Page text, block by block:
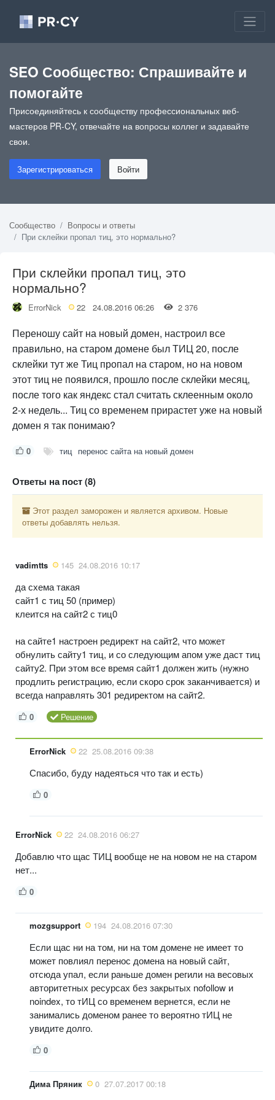
SEO Сообщество: Спрашивайте и
помогайте
Присоединяйтесь к сообществу профессиональных веб-
мастеров PR-CY, отвечайте на вопросы коллег и задавайте
свои.
Зарегистрироваться Войти
Сообщество
Вопросы и ответы
При склейки пропал тиц, это нормально?
При склейки пропал тиц, это
нормально?
ErrorNick 22 24.08.2016 06:26 2 376
Переношу сайт на новый домен, настроил все
правильно, на старом домене был ТИЦ 20, после
склейки тут же Тиц пропал на старом, но на новом
этот тиц не появился, прошло после склейки месяц,
после того как яндекс стал считать склеенным около
2-х недель... Тиц со временем прирастет уже на новый
домен я так понимаю?
0 тиц перенос сайта на новый домен
Ответы на пост (8)
Этот раздел заморожен и является архивом. Новые
ответы добавлять нельзя.
vadimtts 145 24.08.2016 10:17
да схема такая
сайт1 с тиц 50 (пример)
клеится на сайт2 с тиц0
на сайте1 настроен редирект на сайт2, что может
обнулить сайту1 тиц, и со следующим апом уже даст тиц
сайту2. При этом все время сайт1 должен жить (нужно
продлить регистрацию, если скоро срок заканчивается) и
всегда направлять 301 редиректом на сайт2.
0 Решение
ErrorNick 22 25.08.2016 09:38
Спасибо, буду надеяться что так и есть)
0
ErrorNick 22 24.08.2016 06:27
Добавлю что щас ТИЦ вообще не на новом не на старом
нет...
0
mozgsupport 194 24.08.2016 07:30
Если щас ни на том, ни на том домене не имеет то
может повлиял перенос домена на новый сайт,
отсюда упал, если раньше домен регили на весовых
авторитетных ресурсах без закрытых nofollow и
noindex, то тИЦ со временем вернется, если не
занимались доменом ранее то вероятно тИЦ не
увидите долго.
0
Дима Пряник 0 27.07.2017 00:18